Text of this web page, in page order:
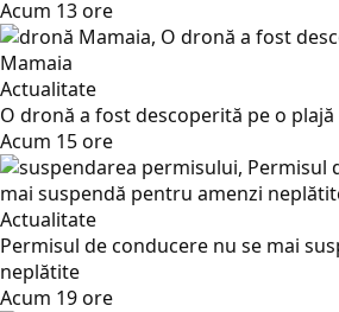
Acum 13 ore
Actualitate
O dronă a fost descoperită pe o
Acum 15 ore
Actualitate
Permisul de conducere nu se mai
neplătite
Acum 19 ore